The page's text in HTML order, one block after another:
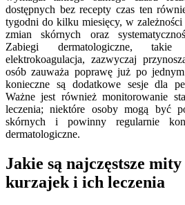
dostępnych bez recepty czas ten
tygodni do kilku miesięcy, w zależności
zmian skórnych oraz
Zabiegi dermatologiczne,
elektrokoagulacja, zazwyczaj
osób zauważa poprawę już po
konieczne są dodatkowe sesje dla
Ważne jest również monitorowanie
leczenia; niektóre osoby mogą być
skórnych i powinny regularnie
dermatologiczne.
Jakie są najczęstsze
kurzajek i ich leczenia